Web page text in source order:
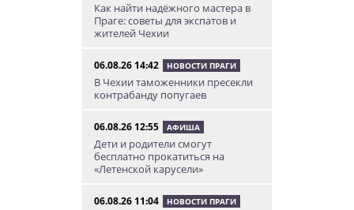
Как найти надёжного мастера в
Праге: советы для экспатов и
жителей Чехии
06.08.26 14:42 НОВОСТИ ПРАГИ
В Чехии таможенники пресекли
контрабанду попугаев
06.08.26 12:55 АФИША
Дети и родители смогут
бесплатно прокатиться на
«Летенской карусели»
06.08.26 11:04 НОВОСТИ ПРАГИ